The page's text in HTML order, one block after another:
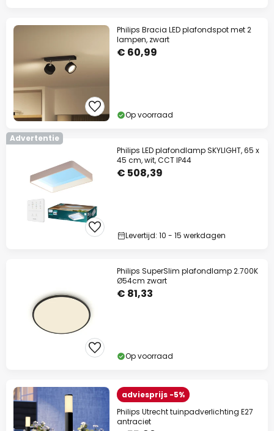
Philips Bracia LED plafondspot met 2
lampen, zwart
€ 60,99
Op voorraad
Advertentie
Philips LED plafondlamp SKYLIGHT, 65 x
45 cm, wit, CCT IP44
€ 508,39
Levertijd: 10 - 15 werkdagen
Philips SuperSlim plafondlamp 2.700K
Ø54cm zwart
€ 81,33
Op voorraad
adviesprijs -5%
Philips Utrecht tuinpadverlichting E27
antraciet